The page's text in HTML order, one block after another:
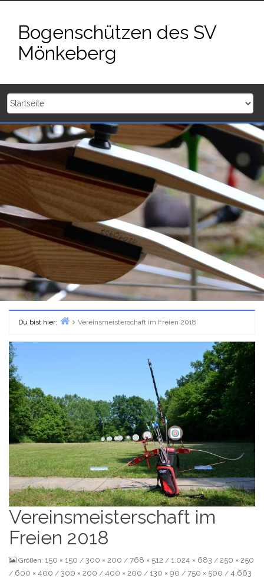
springenBogenschützen des SV
Mönkeberg
Du bist hier:
Vereinsmeisterschaft im Freien 2018
Vereinsmeisterschaft im
Freien 2018
Größen: 150 × 150 / 300 × 200 / 768 × 512 / 1.024 × 683 / 250 × 250
/ 600 × 400 / 300 × 200 / 400 × 200 / 130 × 90 / 750 × 500 / 4.663